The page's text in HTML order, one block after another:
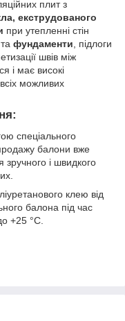
плит з
екструдованого
при утепленні стін
та фундаменти , підлоги
швів між
і має високі
можливих
спеціального
балони вже
зручного і швидкого
клею від
балона під час
+25 °C.